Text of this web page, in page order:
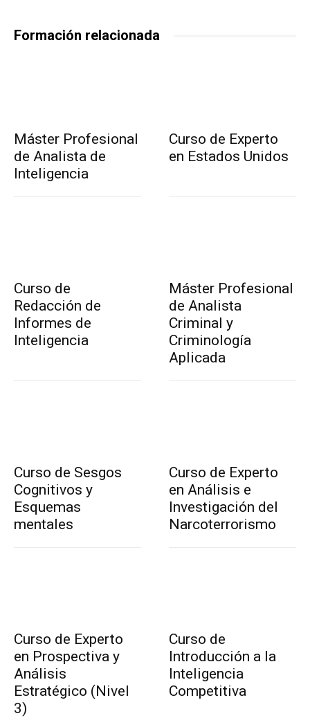
Formación relacionada
Máster Profesional
de Analista de
Inteligencia
Curso de Experto
en Estados Unidos
Curso de
Redacción de
Informes de
Inteligencia
Máster Profesional
de Analista
Criminal y
Criminología
Aplicada
Curso de Sesgos
Cognitivos y
Esquemas
mentales
Curso de Experto
en Análisis e
Investigación del
Narcoterrorismo
Curso de Experto
en Prospectiva y
Análisis
Estratégico (Nivel
3)
Curso de
Introducción a la
Inteligencia
Competitiva